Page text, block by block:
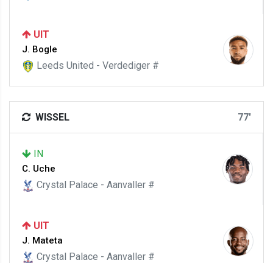
UIT
J. Bogle
Leeds United - Verdediger #
WISSEL 77'
IN
C. Uche
Crystal Palace - Aanvaller #
UIT
J. Mateta
Crystal Palace - Aanvaller #